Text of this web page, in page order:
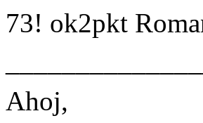
73! ok2pkt
Ahoj,